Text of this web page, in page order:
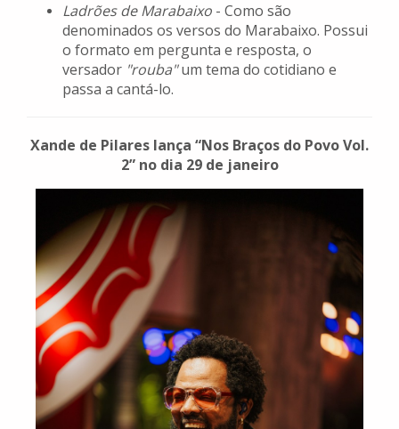
Ladrões de Marabaixo - Como são
denominados os versos do Marabaixo. Possui
o formato em pergunta e resposta, o
versador "rouba"um tema do cotidiano e
passa a cantá-lo.
Xande de Pilares lança “Nos Braços do Povo Vol.
2” no dia 29 de janeiro